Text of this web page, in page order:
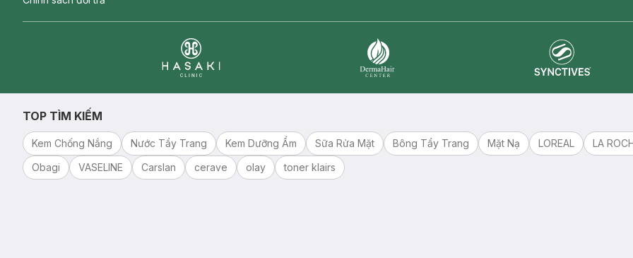
TOP TÌM KIẾM
Kem Chống Nắng Nước Tẩy Trang Kem Dưỡng Ẩm Sữa Rửa Mặt Bông Tẩy Trang Mặt Nạ LOREAL LA
Obagi
VASELINE Carslan cerave olay toner klairs